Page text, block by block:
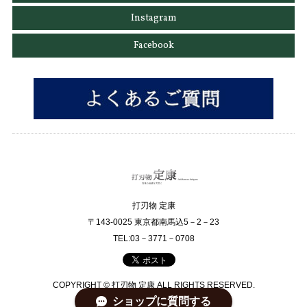
Instagram
Facebook
打刃物 定康
〒143-0025 東京都南馬込5－2－23
TEL:03－3771－0708
COPYRIGHT © 打刃物 定康 ALL RIGHTS RESERVED.
ショップに質問する